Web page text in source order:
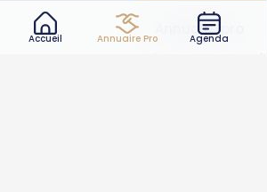
Accueil Annuaire Pro Agenda
Annuaire pro